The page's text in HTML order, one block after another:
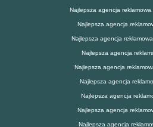
Najlepsza agencja reklamowa
Najlepsza agencja
Najlepsza agencja
Najlepsza agencja
Najlepsza agencja
Najlepsza agencja
Najlepsza agencja
Najlepsza agencja
Najlepsza agencja